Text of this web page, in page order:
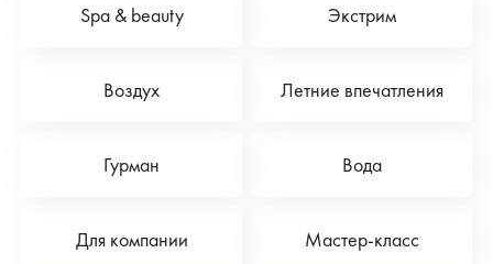
Spa & beauty Экстрим
Воздух Летние впечатления
Гурман Вода
Для компании Мастер-класс